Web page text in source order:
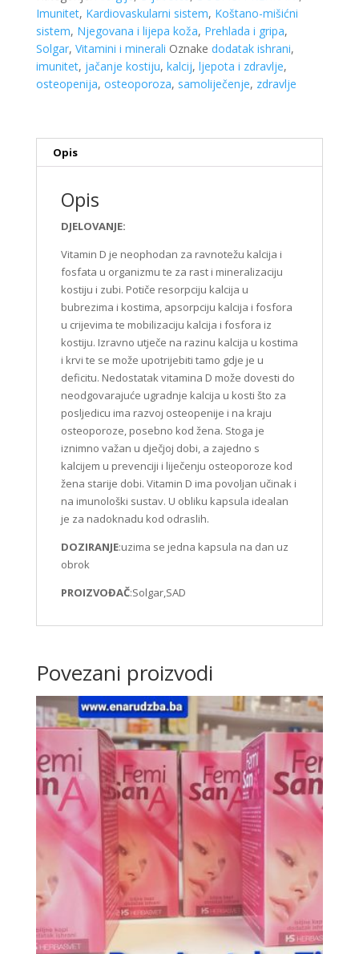
100
softgel
kapsule
Solgar
količina
Imunitet, Kardiovaskularni sistem, Koštano-mišićni
sistem, Njegovana i lijepa koža, Prehlada i gripa,
Solgar, Vitamini i minerali Oznake dodatak ishrani,
imunitet, jačanje kostiju, kalcij, ljepota i zdravlje,
osteopenija, osteoporoza, samoliječenje, zdravlje
Opis
Opis
DJELOVANJE:
Vitamin D je neophodan za ravnotežu kalcija i
fosfata u organizmu te za rast i mineralizaciju
kostiju i zubi. Potiče resorpciju kalcija u
bubrezima i kostima, apsorpciju kalcija i fosfora
u crijevima te mobilizaciju kalcija i fosfora iz
kostiju. Izravno utječe na razinu kalcija u kostima
i krvi te se može upotrijebiti tamo gdje je u
deficitu. Nedostatak vitamina D može dovesti do
neodgovarajuće ugradnje kalcija u kosti što za
posljedicu ima razvoj osteopenije i na kraju
osteoporoze, posebno kod žena. Stoga je
iznimno važan u dječjoj dobi, a zajedno s
kalcijem u prevenciji i liječenju osteoporoze kod
žena starije dobi. Vitamin D ima povoljan učinak i
na imunološki sustav. U obliku kapsula idealan
je za nadoknadu kod odraslih.
DOZIRANJE:uzima se jedna kapsula na dan uz
obrok
PROIZVOĐAČ:Solgar,SAD
Povezani proizvodi